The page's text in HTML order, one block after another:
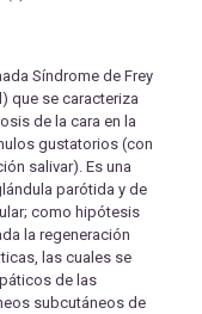
Síndrome de Frey
que se caracteriza
de la cara en la
gustatorios (con
salivar). Es una
parótida y de
como hipótesis
la regeneración
las cuales se
de las
subcutáneos de